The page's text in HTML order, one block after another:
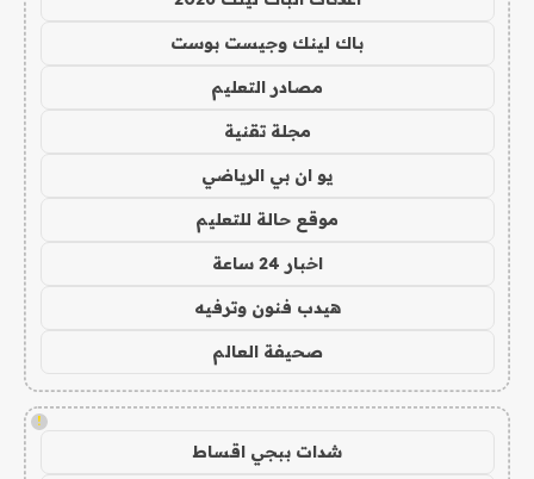
باك لينك وجيست بوست
مصادر التعليم
مجلة تقنية
يو ان بي الرياضي
موقع حالة للتعليم
اخبار 24 ساعة
هيدب فنون وترفيه
صحيفة العالم
!
شدات ببجي اقساط